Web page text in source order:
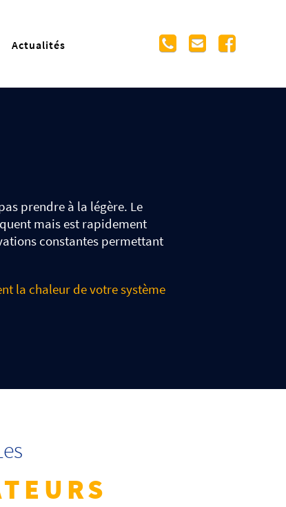
Actualités
prendre à la légère. Le
mais est rapidement
constantes permettant
la chaleur de votre système